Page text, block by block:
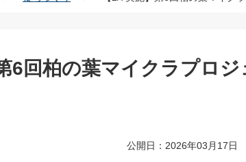
6回柏の葉マイクラプロ
公開日：2026年03月17日